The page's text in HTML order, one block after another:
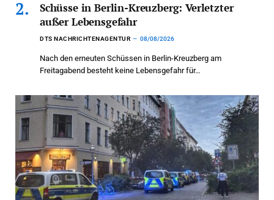
Schüsse in Berlin-Kreuzberg: Verletzter
außer Lebensgefahr
DTS NACHRICHTENAGENTUR 08/08/2026
Nach den erneuten Schüssen in Berlin-Kreuzberg am
Freitagabend besteht keine Lebensgefahr für…